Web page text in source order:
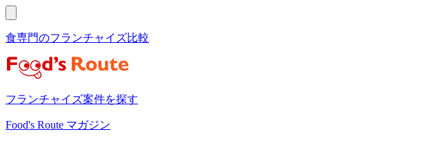
食専門のフランチャイズ比較
フランチャイズ案件を探す
Food's Route マガジン